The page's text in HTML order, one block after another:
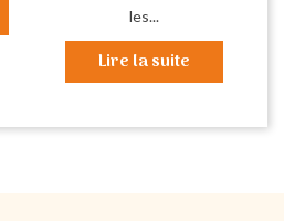
les...
Lire la suite